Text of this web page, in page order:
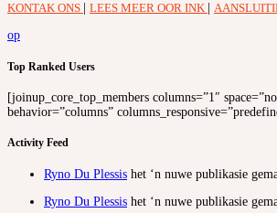
KONTAK ONS LEES MEER OOR INK
op
Top Ranked Users
[joinup_core_top_members columns=”1″
behavior=”columns”
Activity Feed
Ryno Du Plessis het ‘n nuwe publikasie
Ryno Du Plessis het ‘n nuwe publikasie